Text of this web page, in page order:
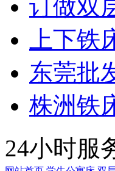
订做双
上下
东莞批
株洲铁
24小时服